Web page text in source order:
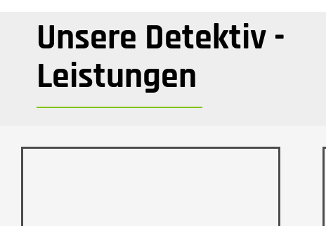
Unsere Detektiv -
Leistungen